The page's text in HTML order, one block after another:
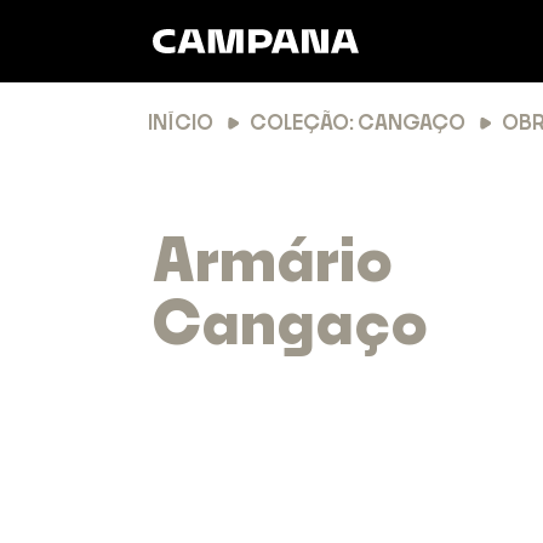
INÍCIO COLEÇÃO: CANGAÇO
Armário
Cangaço